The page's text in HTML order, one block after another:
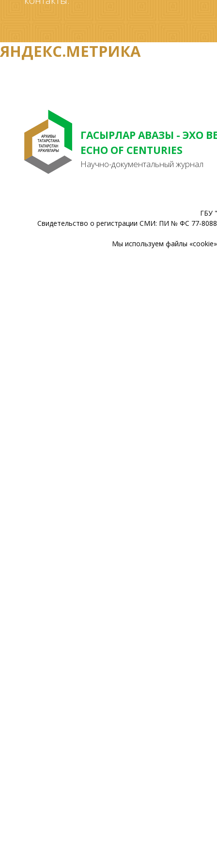
ЯНДЕКС.МЕТРИКА
ГАСЫРЛАР АВАЗЫ - ЭХО
ECHO OF CENTURIES
Научно-документальный журнал
ГБУ
Свидетельство о регистрации СМИ: ПИ № ФС 77-
Мы используем файлы «cookie»